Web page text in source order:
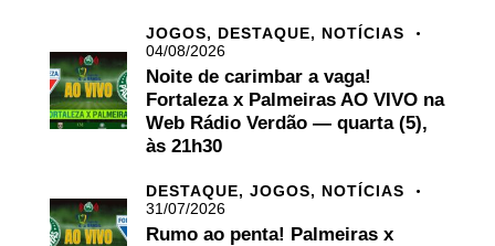
JOGOS, DESTAQUE, NOTÍCIAS
04/08/2026
Noite de carimbar a vaga!
Fortaleza x Palmeiras AO VIVO na
Web Rádio Verdão — quarta (5),
às 21h30
DESTAQUE, JOGOS, NOTÍCIAS
31/07/2026
Rumo ao penta! Palmeiras x